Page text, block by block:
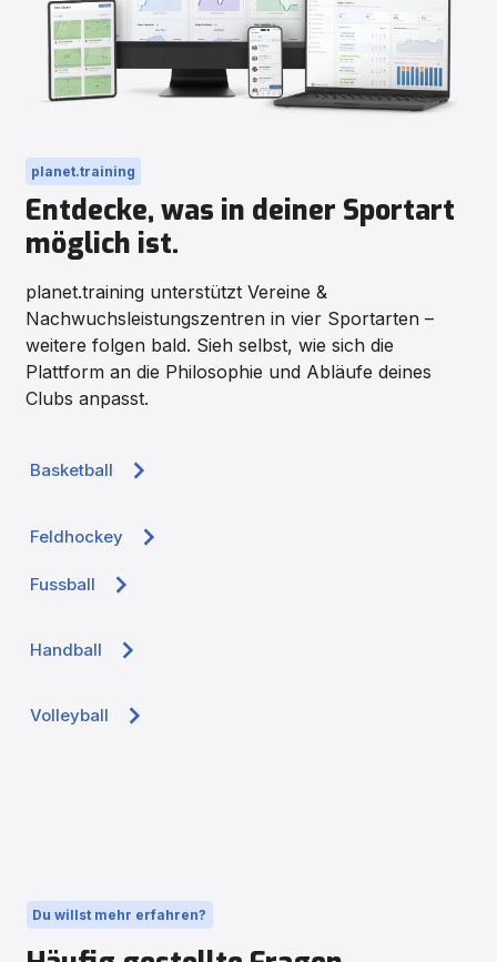
planet.training
Entdecke, was in deiner Sportart
möglich ist.
planet.training unterstützt Vereine &
Nachwuchsleistungszentren in vier Sportarten –
weitere folgen bald. Sieh selbst, wie sich die
Plattform an die Philosophie und Abläufe deines
Clubs anpasst.
Basketball
Feldhockey
Fussball
Handball
Volleyball
Du willst mehr erfahren?